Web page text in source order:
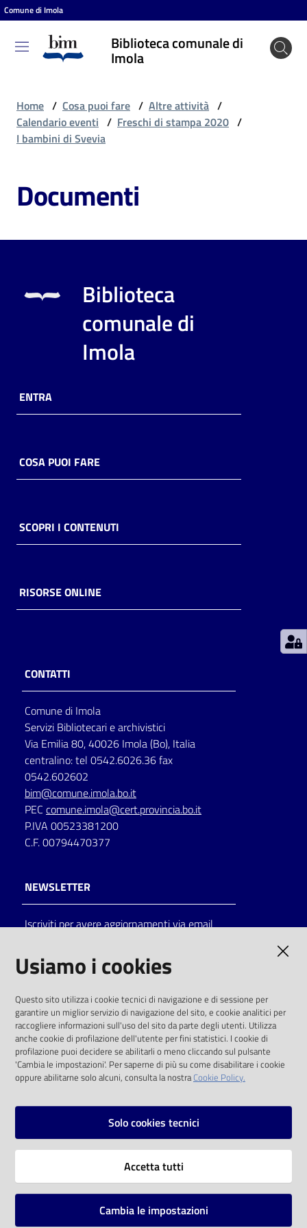
Vai al contenuto
Vai alla navigazione
Vai al footer
Comune di Imola
Biblioteca comunale di
Imola
Biblioteca
comunale
Cosa
fare
Scopri
online
Piani
Decentrate
Seguici
su
on line
Eventi
Chiedi al
bibliotecario
Avvisi
Home / Cosa puoi fare / Altre attività /
Calendario eventi / Freschi di stampa 2020 /
I bambini di Svevia
Documenti
Biblioteca
comunale di
Imola
ENTRA
COSA PUOI FARE
SCOPRI I CONTENUTI
RISORSE ONLINE
CONTATTI
Comune di Imola
Servizi Bibliotecari e archivistici
Via Emilia 80, 40026 Imola (Bo), Italia
centralino: tel 0542.6026.36 fax
0542.602602
bim@comune.imola.bo.it
PEC comune.imola@cert.provincia.bo.it
P.IVA 00523381200
C.F. 00794470377
NEWSLETTER
Iscriviti per avere aggiornamenti via email
solo alle condizioni previste dalla direttiva
comunitaria 2003/98/CE e dal d.lgs. 36/2006
SOCIAL
Instagram
Vai alla pagina
Usiamo i cookies
Questo sito utilizza i cookie tecnici di navigazione e di sessione per
garantire un miglior servizio di navigazione del sito, e cookie analitici per
raccogliere informazioni sull'uso del sito da parte degli utenti. Utilizza
anche cookie di profilazione dell'utente per fini statistici. I cookie di
profilazione puoi decidere se abilitarli o meno cliccando sul pulsante
'Cambia le impostazioni'. Per saperne di più su come disabilitare i cookie
oppure abilitarne solo alcuni, consulta la nostraCookie Policy.
Solo cookies tecnici
Accetta tutti
Cambia le impostazioni